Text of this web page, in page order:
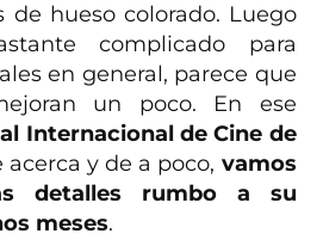
de hueso colorado. Luego
complicado para
en general, parece que
un poco. En ese
Internacional de Cine de
acerca y de a poco, vamos
detalles rumbo a su
meses.